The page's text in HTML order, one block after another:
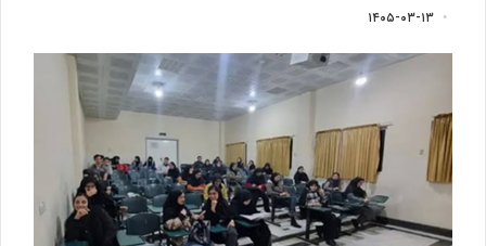
۱۴۰۵-۰۳-۱۳